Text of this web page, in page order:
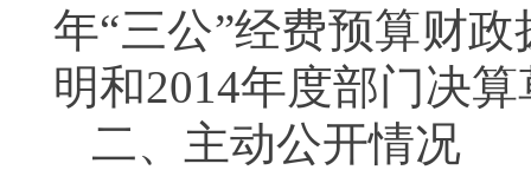
年“三公”经费预算财
明和2014年度部门决
二、主动公开情况